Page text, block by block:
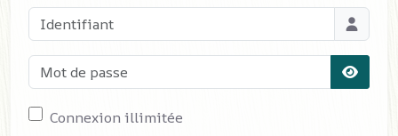
Identifiant
Mot de passe
Connexion illimitée